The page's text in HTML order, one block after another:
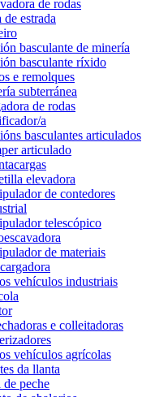
de rodas
de estrada
basculante de minería
basculante ríxido
e remolques
subterránea
de rodas
a
basculantes articulados
articulado
elevadora
de contedores
telescópico
de materiais
vehículos industriais
e colleitadoras
vehículos agrícolas
da llanta
peche